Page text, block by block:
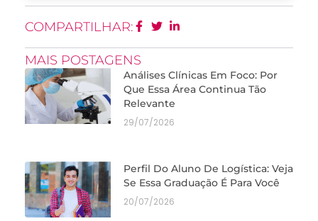
COMPARTILHAR:
MAIS POSTAGENS
Análises Clínicas Em Foco: Por
Que Essa Área Continua Tão
Relevante
29/07/2026
Perfil Do Aluno De Logística: Veja
Se Essa Graduação É Para Você
20/07/2026